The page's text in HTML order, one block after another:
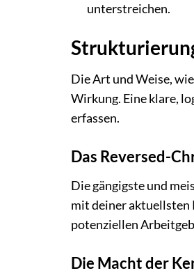
unterstreichen.
Die Art und Weise,
Wirkung. Eine klare,
erfassen.
Das Reversed-
Die gängigste und
mit deiner aktuellsten
potenziellen
Die Macht der